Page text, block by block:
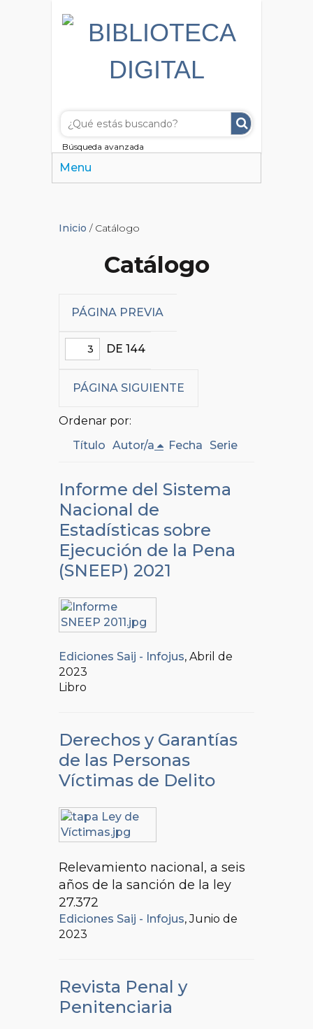
Búsqueda avanzada
Menu
Inicio / Catálogo
Catálogo
PÁGINA PREVIA
DE 144
PÁGINA SIGUIENTE
Ordenar por:
Título Autor/a Fecha Serie
Informe del Sistema
Nacional de
Estadísticas sobre
Ejecución de la Pena
(SNEEP) 2021
Ediciones Saij - Infojus, Abril de
2023
Libro
Derechos y Garantías
de las Personas
Víctimas de Delito
Relevamiento nacional, a seis
años de la sanción de la ley
27.372
Ediciones Saij - Infojus, Junio de
2023
Revista Penal y
Penitenciaria